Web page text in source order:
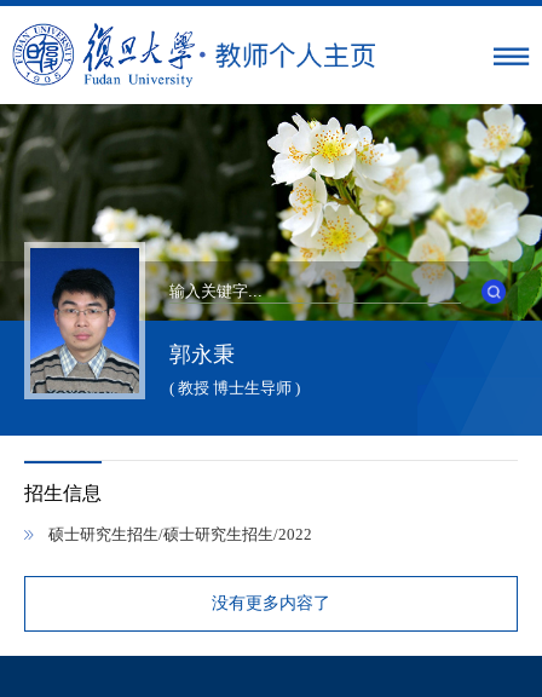
郭永秉
( 教授 博士生导师 )
招生信息
硕士研究生招生/硕士研究生招生/2022
没有更多内容了